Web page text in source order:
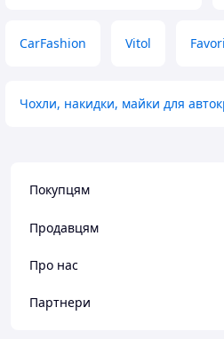
CarFashion Vitol
Чохли, накидки, майки для
Покупцям
Продавцям
Про нас
Партнери